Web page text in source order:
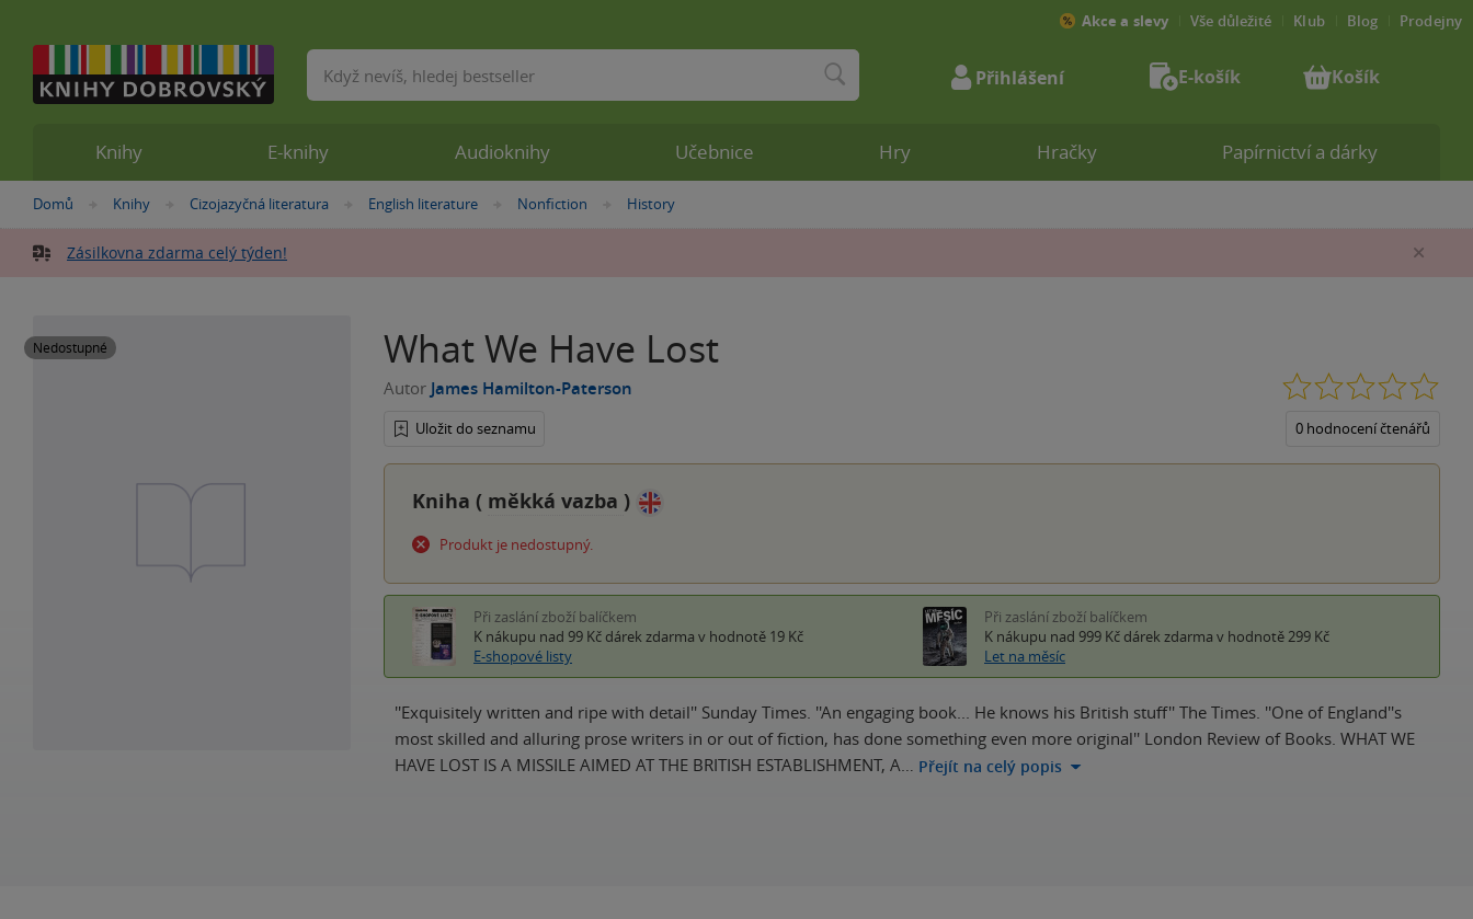
Nacházíte
zde:
Domů »
Knihy »
Cizojazyčná literatura »
English literature »
Nonfiction »History
Zásilkovna zdarma celý týden!
Nedostupné What We Have Lost
Autor James Hamilton-Paterson
Uložit do seznamu 0 hodnocení čtenářů
Kniha ( měkká vazba )
Produkt je nedostupný.
Při zaslání zboží balíčkem
K nákupu nad 99 Kč dárek zdarma v hodnotě 19 Kč
E-shopové listy
Při zaslání zboží balíčkem
K nákupu nad 999 Kč dárek zdarma v hodnotě 299 Kč
Let na měsíc
''Exquisitely written and ripe with detail'' Sunday Times. ''An engaging book... He knows his British stuff'' The Times. ''One of England''s
most skilled and alluring prose writers in or out of fiction, has done something even more original'' London Review of Books. WHAT WE
HAVE LOST IS A MISSILE AIMED AT THE BRITISH ESTABLISHMENT, A… Přejít na celý popis
Knihy E-knihy Audioknihy Učebnice Hry Hračky Papírnictví a dárky
Akce a slevy Vše důležité Klub Blog Prodejny
Vyhledávání Přihlášení E-košík Košík